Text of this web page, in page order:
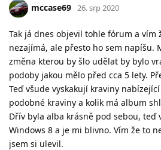
mccase69 26. srp 2020
Tak já dnes objevil tohle fórum a vím
nezajímá, ale přesto ho sem napíšu.
změna kterou by šlo udělat by bylo
podoby jakou mělo před cca 5 lety.
Teď všude vyskakují kraviny
podobné kraviny a kolik má album
Dřív byla alba krásně pod sebou, teď
Windows 8 a je mi blivno. Vím že to
jsem si ulevil.